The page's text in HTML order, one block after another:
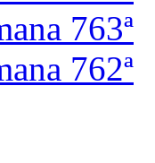
763ª
762ª